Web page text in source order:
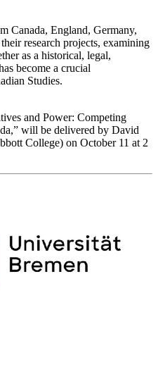
Canada, England, Germany,
research projects, examining
as a historical, legal,
become a crucial
Studies.
and Power: Competing
will be delivered by David
College) on October 11 at 2